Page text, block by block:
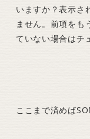
いますか？表示さ
ません。前項をも
ていない場合はチ
ここまで済めば